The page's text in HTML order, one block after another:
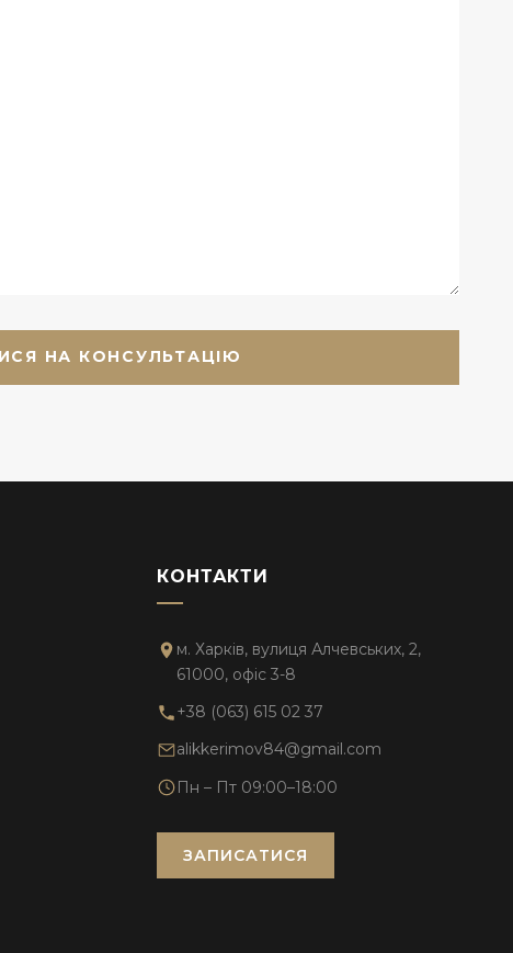
КОНТАКТИ
м. Харків, вулиця Алчевських, 2,
61000, офіс 3-8
+38 (063) 615 02 37
alikkerimov84@gmail.com
Пн – Пт 09:00–18:00
ЗАПИСАТИСЯ